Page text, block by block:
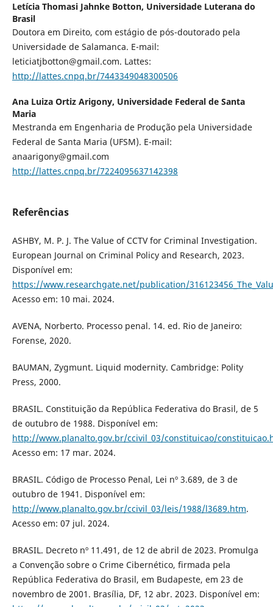
Letícia Thomasi Jahnke Botton, Universidade Luterana do
Brasil
Doutora em Direito, com estágio de pós-doutorado pela
Universidade de Salamanca. E-mail:
leticiatjbotton@gmail.com. Lattes:
http://lattes.cnpq.br/7443349048300506
Ana Luiza Ortiz Arigony, Universidade Federal de Santa
Maria
Mestranda em Engenharia de Produção pela Universidade
Federal de Santa Maria (UFSM). E-mail:
anaarigony@gmail.com
http://lattes.cnpq.br/7224095637142398
Referências
ASHBY, M. P. J. The Value of CCTV for Criminal Investigation.
European Journal on Criminal Policy and Research, 2023.
Disponível em:
https://www.researchgate.net/publication/
Acesso em: 10 mai. 2024.
AVENA, Norberto. Processo penal. 14. ed. Rio de Janeiro:
Forense, 2020.
BAUMAN, Zygmunt. Liquid modernity. Cambridge: Polity
Press, 2000.
BRASIL. Constituição da República Federativa do Brasil, de 5
de outubro de 1988. Disponível em:
http://www.planalto.gov.br/ccivil_03/constituicao/
Acesso em: 17 mar. 2024.
BRASIL. Código de Processo Penal, Lei nº 3.689, de 3 de
outubro de 1941. Disponível em:
http://www.planalto.gov.br/ccivil_03/leis/1988/l3689.htm.
Acesso em: 07 jul. 2024.
BRASIL. Decreto nº 11.491, de 12 de abril de 2023. Promulga
a Convenção sobre o Crime Cibernético, firmada pela
República Federativa do Brasil, em Budapeste, em 23 de
novembro de 2001. Brasília, DF, 12 abr. 2023. Disponível em: